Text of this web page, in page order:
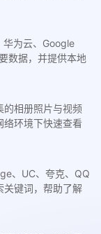
华为云、Google
数据，并提供本地
的相册照片与视频
络环境下快速查看
、UC、夸克、QQ
关键词，帮助了解